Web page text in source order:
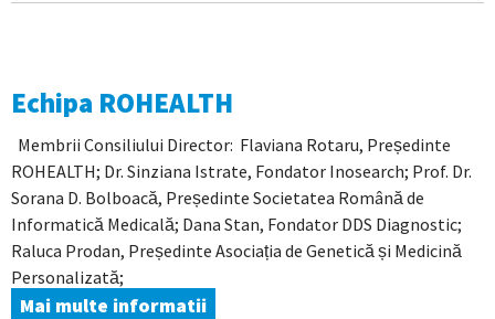
Echipa ROHEALTH
Membrii Consiliului Director: Flaviana Rotaru, Președinte
ROHEALTH; Dr. Sinziana Istrate, Fondator Inosearch; Prof. Dr.
Sorana D. Bolboacă, Președinte Societatea Română de
Informatică Medicală; Dana Stan, Fondator DDS Diagnostic;
Raluca Prodan, Președinte Asociația de Genetică și Medicină
Personalizată;
Mai multe informatii